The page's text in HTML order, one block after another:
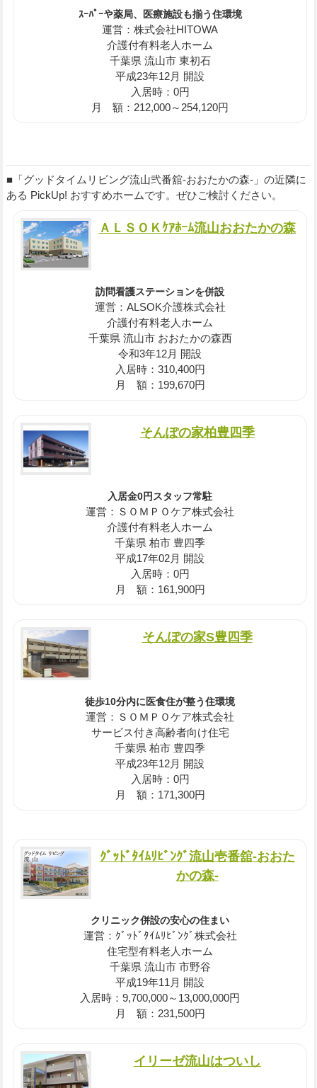
ｽｰﾊﾟｰや薬局、医療施設も揃う住環境
運営：株式会社HITOWA
介護付有料老人ホーム
千葉県 流山市 東初石
平成23年12月 開設
入居時：0円
月 額：212,000～254,120円
■「グッドタイムリビング流山弐番舘-おおたかの森-」の近隣に
ある PickUp! おすすめホームです。ぜひご検討ください。
ＡＬＳＯＫｹｱﾎｰﾑ流山おおたかの森
訪問看護ステーションを併設
運営：ALSOK介護株式会社
介護付有料老人ホーム
千葉県 流山市 おおたかの森西
令和3年12月 開設
入居時：310,400円
月 額：199,670円
そんぽの家柏豊四季
入居金0円スタッフ常駐
運営：ＳＯＭＰＯケア株式会社
介護付有料老人ホーム
千葉県 柏市 豊四季
平成17年02月 開設
入居時：0円
月 額：161,900円
そんぽの家S豊四季
徒歩10分内に医食住が整う住環境
運営：ＳＯＭＰＯケア株式会社
サービス付き高齢者向け住宅
千葉県 柏市 豊四季
平成23年12月 開設
入居時：0円
月 額：171,300円
ｸﾞｯﾄﾞﾀｲﾑﾘﾋﾞﾝｸﾞ流山壱番舘-おおた
かの森-
クリニック併設の安心の住まい
運営：ｸﾞｯﾄﾞﾀｲﾑﾘﾋﾞﾝｸﾞ株式会社
住宅型有料老人ホーム
千葉県 流山市 市野谷
平成19年11月 開設
入居時：9,700,000～13,000,000円
月 額：231,500円
イリーゼ流山はついし